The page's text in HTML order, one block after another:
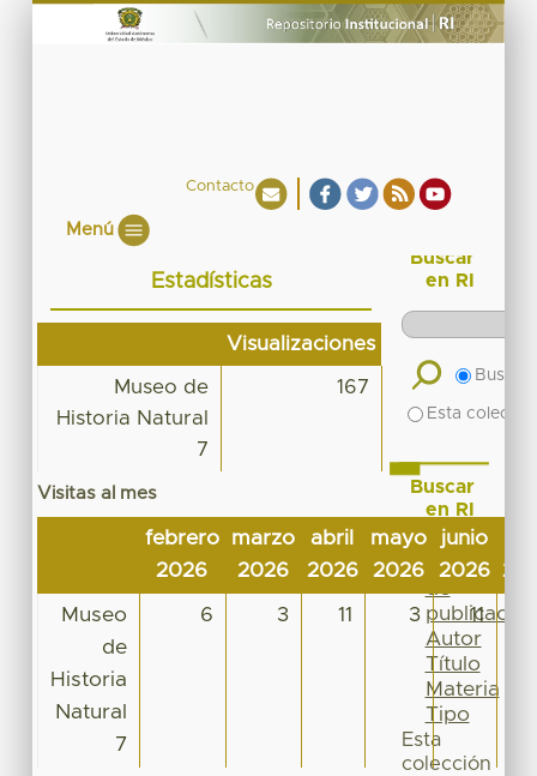
Contacto
Menú
Estadísticas
Visualizaciones
Museo de
Historia Natural
7
167
Visitas al mes
febrero
2026
marzo
2026
abril
2026
mayo
2026
junio
2026
Museo
de
Historia
Natural
7
6 3 11 3 11
Buscar
en RI
Buscar
Esta
Buscar
en RI
Por
Fecha
de
publicación
Autor
Título
Materia
Tipo
Esta
colección